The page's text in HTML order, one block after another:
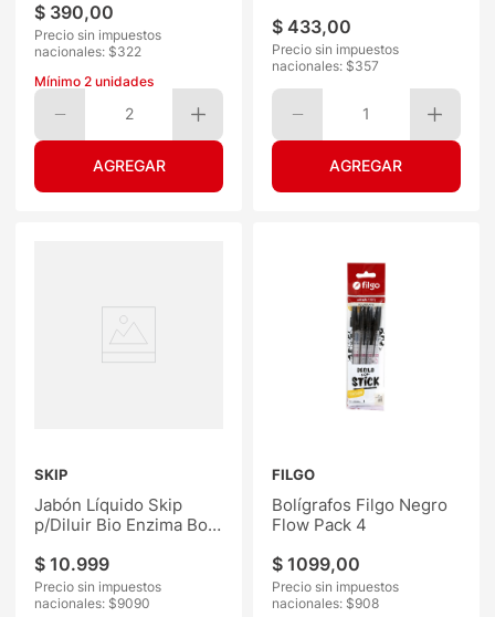
$ 390,00
Precio sin impuestos
nacionales: $322
Mínimo2 unidades
2
$ 433,00
Precio sin impuestos
nacionales: $357
1
SKIP
Jabón Líquido Skip
p/Diluir Bio Enzima Bot
$ 10.999
Precio sin impuestos
nacionales: $9090
FILGO
Bolígrafos Filgo Negro
Flow Pack 4
$ 1099,00
Precio sin impuestos
nacionales: $908